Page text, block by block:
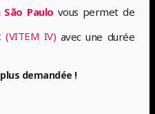
Paulo vous permet de
(VITEM IV) avec une durée
demandée !